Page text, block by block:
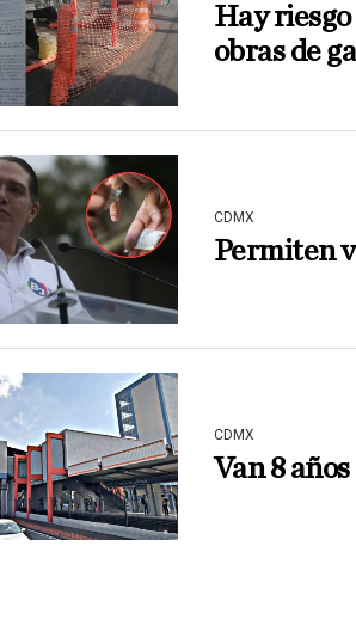
Hay
obras de
CDMX
Permiten
CDMX
Van 8